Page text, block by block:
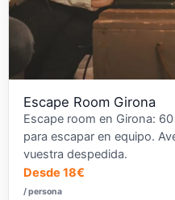
Escape Room Girona
Escape room en Girona:
para escapar en equipo.
vuestra despedida.
Desde 18€
/ persona